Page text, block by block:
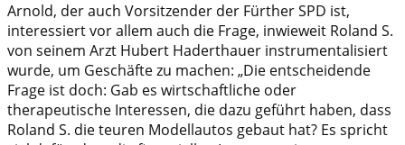
Arnold, der auch Vorsitzender der Fürther SPD ist,
interessiert vor allem auch die Frage, inwieweit Roland S.
von seinem Arzt Hubert Haderthauer instrumentalisiert
wurde, um Geschäfte zu machen: „Die entscheidende
Frage ist doch: Gab es wirtschaftliche oder
therapeutische Interessen, die dazu geführt haben, dass
Roland S. die teuren Modellautos gebaut hat? Es spricht